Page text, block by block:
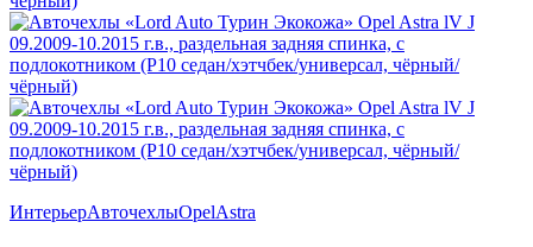
ИнтерьерАвточехлыOpelAstra